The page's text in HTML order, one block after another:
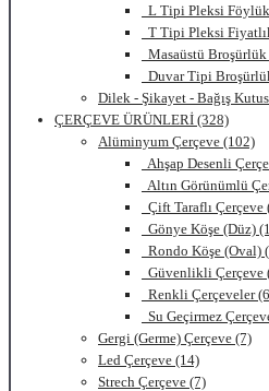
L Tipi Pleksi
T Tipi Pleksi
Masaüstü
Duvar Tipi
Dilek - Şikayet - Bağış
ÇERÇEVE ÜRÜNLERİ (328)
Alüminyum Çerçeve (102)
Ahşap Desenli
Altın Görünümlü
Çift Taraflı Çerçeve
Gönye Köşe (Düz)
Rondo Köşe (Oval)
Güvenlikli Çerçeve
Renkli Çerçeveler
Su Geçirmez
Gergi (Germe) Çerçeve (7)
Led Çerçeve (14)
Strech Çerçeve (7)